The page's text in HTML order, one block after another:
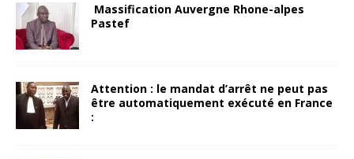
Massification Auvergne Rhone-alpes
Pastef
Attention : le mandat d’arrêt ne peut pas
être automatiquement exécuté en France
: